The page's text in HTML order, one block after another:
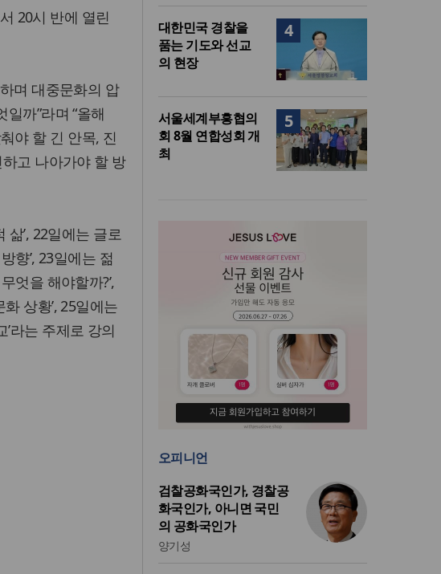
20시 반에 열린
며 대중문화의 압
까”라며 “올해
야 할 긴 안목, 진
고 나아가야 할 방
’, 22일에는 글로
향’, 23일에는 젊
엇을 해야할까?’,
상황’, 25일에는
라는 주제로 강의
4
대한민국 경찰을
품는 기도와 선교
의 현장
5
서울세계부흥협의
회 8월 연합성회 개
최
오피니언
검찰공화국인가, 경찰공
화국인가, 아니면 국민
의 공화국인가
양기성